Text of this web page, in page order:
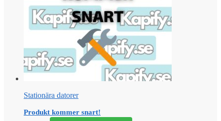
Stationära datorer
Produkt kommer snart!